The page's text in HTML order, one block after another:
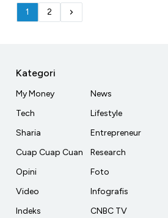
1 2
Kategori
My Money
Tech
Sharia
Cuap Cuap Cuan
Opini
Video
Indeks
News
Lifestyle
Entrepreneur
Research
Foto
Infografis
CNBC TV